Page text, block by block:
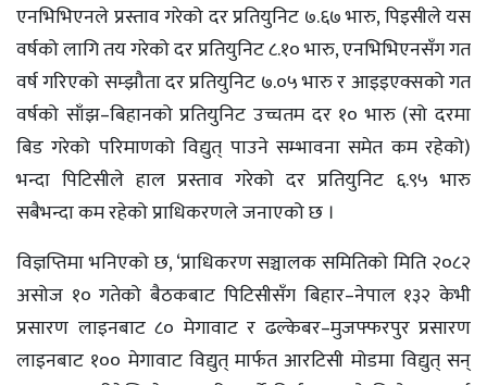
एनभिभिएनले प्रस्ताव गरेको दर प्रतियुनिट ७.६७ भारु, पिइसीले यस
वर्षको लागि तय गरेको दर प्रतियुनिट ८.१० भारु, एनभिभिएनसँग गत
वर्ष गरिएको सम्झौता दर प्रतियुनिट ७.०५ भारु र आइइएक्सको गत
वर्षको साँझ–बिहानको प्रतियुनिट उच्चतम दर १० भारु (सो दरमा
बिड गरेको परिमाणको विद्युत् पाउने सम्भावना समेत कम रहेको)
भन्दा पिटिसीले हाल प्रस्ताव गरेको दर प्रतियुनिट ६.९५ भारु
सबैभन्दा कम रहेको प्राधिकरणले जनाएको छ ।
विज्ञप्तिमा भनिएको छ, ‘प्राधिकरण सञ्चालक समितिको मिति २०८२
असोज १० गतेको बैठकबाट पिटिसीसँग बिहार–नेपाल १३२ केभी
प्रसारण लाइनबाट ८० मेगावाट र ढल्केबर–मुजफ्फरपुर प्रसारण
लाइनबाट १०० मेगावाट विद्युत् मार्फत आरटिसी मोडमा विद्युत् सन्